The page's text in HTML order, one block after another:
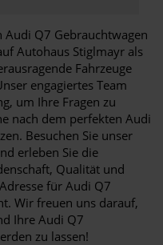
Audi Q7 Gebrauchtwagen
Autohaus Stiglmayr als
Fahrzeuge
engagiertes Team
um Ihre Fragen zu
nach dem perfekten Audi
Besuchen Sie unser
erleben Sie die
Qualität und
für Audi Q7
Wir freuen uns darauf,
Ihre Audi Q7
zu lassen!